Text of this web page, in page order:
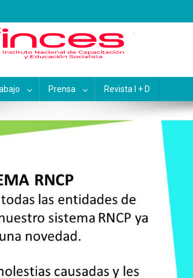
y Educación
Prensa Revista I + D